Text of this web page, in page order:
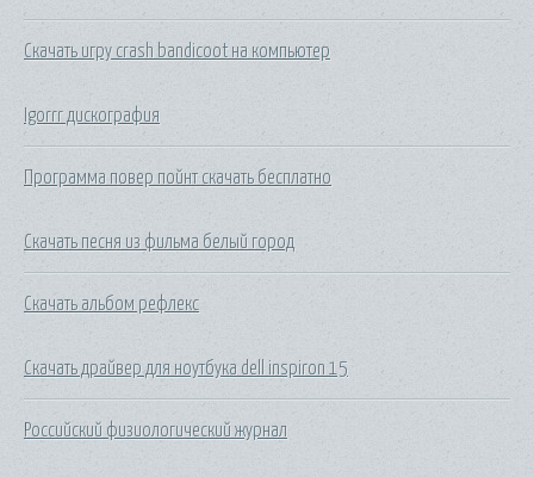
Скачать игру crash bandicoot на компьютер
Igorrr дискография
Программа повер пойнт скачать бесплатно
Скачать песня из фильма белый город
Скачать альбом рефлекс
Скачать драйвер для ноутбука dell inspiron 15
Российский физиологический журнал